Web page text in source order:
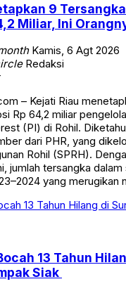
9
Miliar, Ini
Kamis, 6 Agt 2026
Redaksi
– Kejati Riau
Rp 64,2 miliar
(PI) di Rohil.
dari PHR, yang
Rohil (SPRH).
jumlah tersangka
yang merugikan
13 Tahun
Siak